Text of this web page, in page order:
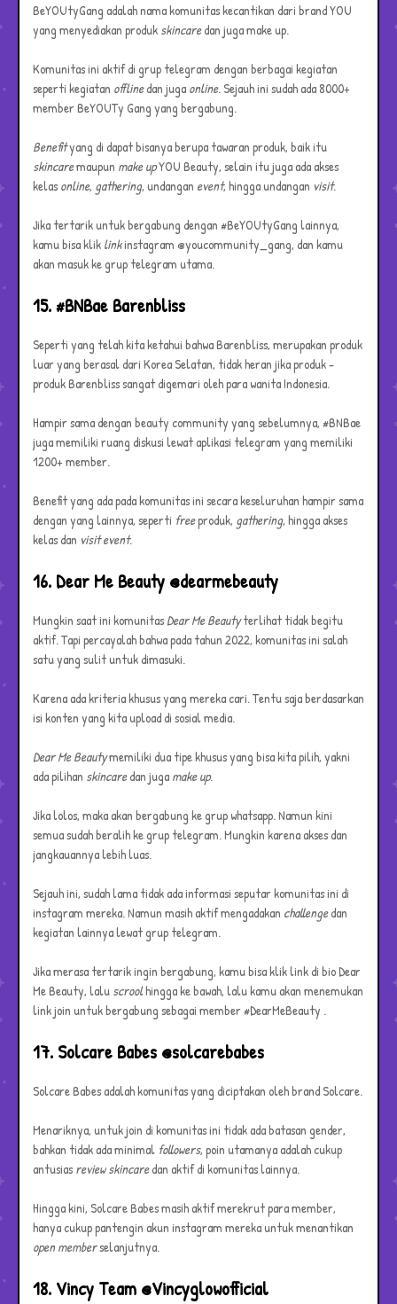
BeYOUtyGang adalah nama komunitas kecantikan dari brand YOU
yang menyediakan produkskincaredan juga make up.
Komunitas ini aktif di grup telegram dengan berbagai kegiatan
seperti kegiatan offlinedan jugaonline. Sejauh ini sudah ada 8000+
member BeYOUTy Gang yang bergabung.
Benefityang di dapat bisanya berupa tawaran produk, baik itu
skincaremaupun make upYOU Beauty, selain itu juga ada akses
kelasonline, gathering, undangan event, hingga undangan visit.
Jika tertarik untuk bergabung dengan #BeYOUtyGang lainnya,
kamu bisa kliklinkinstagram @youcommunity_gang, dan kamu
akan masuk ke grup telegram utama.
15. #BNBae Barenbliss
Seperti yang telah kita ketahui bahwa Barenbliss, merupakan produk
luar yang berasal dari Korea Selatan, tidak heran jika produk -
produk Barenbliss sangat digemari oleh para wanita Indonesia.
Hampir sama dengan beauty community yang sebelumnya, #BNBae
juga memiliki ruang diskusi lewat aplikasi telegram yang memiliki
1200+ member.
Benefit yang ada pada komunitas ini secara keseluruhan hampir sama
dengan yang lainnya, seperti freeproduk, gathering, hingga akses
kelas dan visit event.
16. Dear Me Beauty @dearmebeauty
Mungkin saat ini komunitasDear Me Beautyterlihat tidak begitu
aktif. Tapi percayalah bahwa pada tahun 2022, komunitas ini salah
satu yang sulit untuk dimasuki.
Karena ada kriteria khusus yang mereka cari. Tentu saja berdasarkan
isi konten yang kita upload di sosial media.
Dear Me Beautymemiliki dua tipe khusus yang bisa kita pilih, yakni
ada pilihan skincaredan jugamake up.
Jika lolos, maka akan bergabung ke grup whatsapp. Namun kini
semua sudah beralih ke grup telegram. Mungkin karena akses dan
jangkauannya lebih luas.
Sejauh ini, sudah lama tidak ada informasi seputar komunitas ini di
instagram mereka. Namun masih aktif mengadakan challengedan
kegiatan lainnya lewat grup telegram.
Jika merasa tertarik ingin bergabung, kamu bisa klik link di bio Dear
Me Beauty, laluscroolhingga ke bawah, lalu kamu akan menemukan
link join untuk bergabung sebagai member #DearMeBeauty .
17. Solcare Babes @solcarebabes
Solcare Babes adalah komunitas yang diciptakan oleh brand Solcare.
Menariknya, untuk join di komunitas ini tidak ada batasan gender,
bahkan tidak ada minimal followers, poin utamanya adalah cukup
antusiasreviewskincaredan aktif di komunitas lainnya.
Hingga kini, Solcare Babes masih aktif merekrut para member,
hanya cukup pantengin akun instagram mereka untuk menantikan
open memberselanjutnya.
18. Vincy Team @Vincyglowofficial